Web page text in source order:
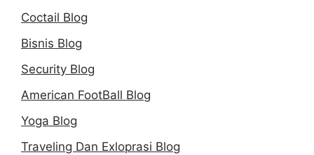
Coctail Blog
Bisnis Blog
Security Blog
American FootBall Blog
Yoga Blog
Traveling Dan Exloprasi Blog